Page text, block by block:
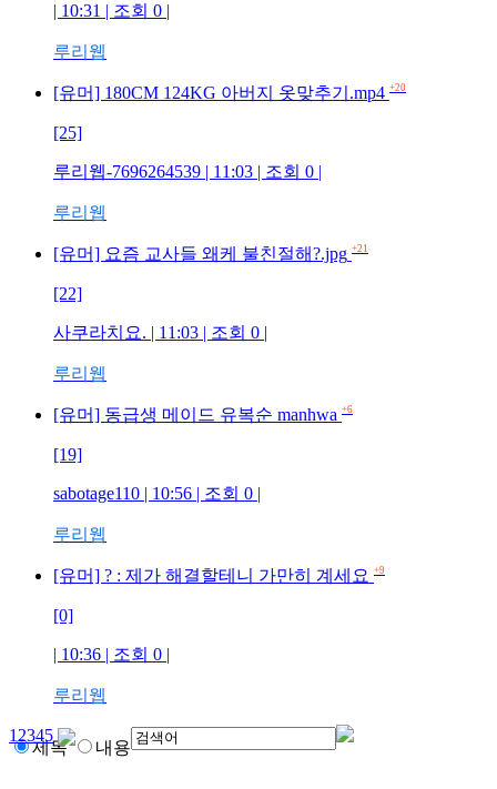
| 10:31 | 조회 0 |
루리웹
[유머] 180CM 124KG 아버지 옷맞추기.mp4 +20
[25]
루리웹-7696264539 | 11:03 | 조회 0 |
루리웹
[유머] 요즘 교사들 왜케 불친절해?.jpg +21
[22]
사쿠라치요. | 11:03 | 조회 0 |
루리웹
[유머] 동급생 메이드 유복순 manhwa +6
[19]
sabotage110 | 10:56 | 조회 0 |
루리웹
[유머] ? : 제가 해결할테니 가만히 계세요 +9
[0]
| 10:36 | 조회 0 |
루리웹
12345
제목 내용